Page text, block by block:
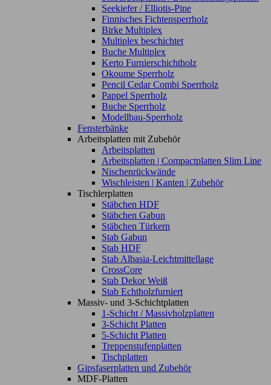
Seekiefer / Elliotis-Pine
Finnisches Fichtensperrholz
Birke Multiplex
Multiplex beschichtet
Buche Multiplex
Kerto Furnierschichtholz
Okoume Sperrholz
Pencil Cedar Combi Sperrholz
Pappel Sperrholz
Buche Sperrholz
Modellbau-Sperrholz
Fensterbänke
Arbeitsplatten mit Zubehör
Arbeitsplatten
Arbeitsplatten | Compactplatten Slim Line
Nischenrückwände
Wischleisten | Kanten | Zubehör
Tischlerplatten
Stäbchen HDF
Stäbchen Gabun
Stäbchen Türkern
Stab Gabun
Stab HDF
Stab Albasia-Leichtmittellage
CrossCore
Stab Dekor Weiß
Stab Echtholzfurniert
Massiv- und 3-Schichtplatten
1-Schicht / Massivholzplatten
3-Schicht Platten
5-Schicht Platten
Treppenstufenplatten
Tischplatten
Gipsfaserplatten und Zubehör
MDF-Platten